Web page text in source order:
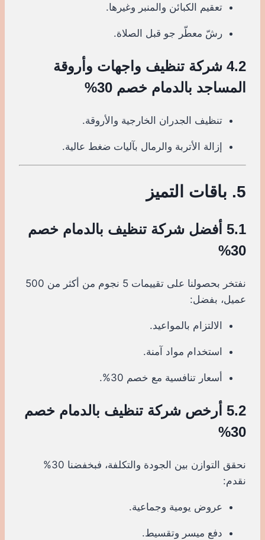
تعقيم الكبائن والمنبر وغيرها.
رشّ معطّر جو قبل الصلاة.
4.2 شركة تنظيف واجهات وأروقة
المساجد بالدمام خصم 30%
تنظيف الجدران الخارجية والأروقة.
إزالة الأتربة والرمال بآليات ضغط عالية.
5. باقات التميز
5.1 أفضل شركة تنظيف بالدمام خصم
30%
نفتخر بحصولنا على تقييمات 5 نجوم من أكثر من 500
عميل، بفضل:
الالتزام بالمواعيد.
استخدام مواد آمنة.
أسعار تنافسية مع خصم 30%.
5.2 أرخص شركة تنظيف بالدمام خصم
30%
نحقق التوازن بين الجودة والتكلفة، فبخفضنا 30%
نقدم:
عروض يومية وجماعية.
دفع ميسر وتقسيط.